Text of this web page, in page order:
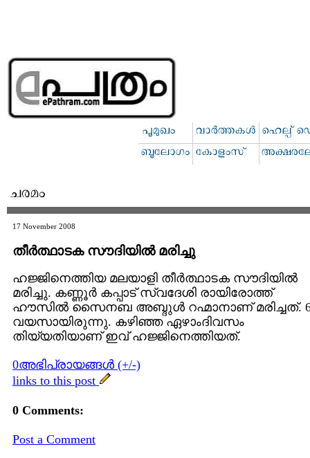
17 November 2008
തീര്‍ത്ഥാടക സൗദിയില്‍ മരിച്ചു
ഹജ്ജിനെത്തിയ മലയാളി തീര്‍ത്ഥാടക സൗദിയില്‍
മരിച്ചു. കണ്ണൂര്‍ കപ്പാട് സ്വദേശി രായിരോത്ത്
ഹൗസില്‍ സൈനബ അബ്ദുള്‍ റഹ്മാനാണ് മരിച്ചത്.
വയസായിരുന്നു. കഴിഞ്ഞ ഏഴാംദിവസം
തിയ്യതിയാണ് ഇവ്‍ ഹജ്ജിനെത്തിയത്.
0അഭിപ്രായങ്ങള്‍ (+/-)
links to this post
0 Comments:
Post a Comment